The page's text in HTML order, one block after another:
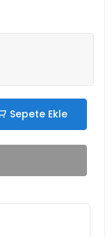
Sepete Ekle